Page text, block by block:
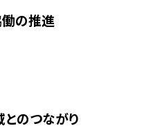
働の推進
とのつながり